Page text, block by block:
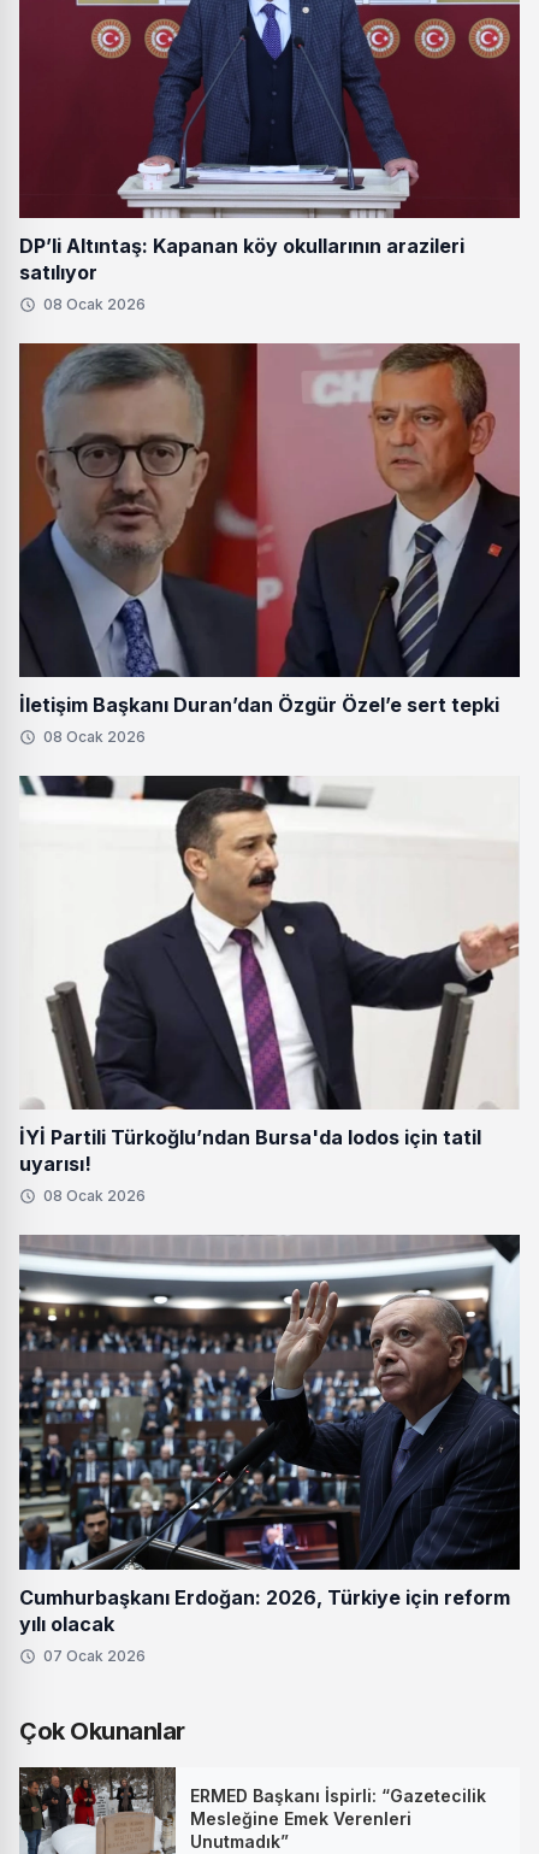
DP’li Altıntaş: Kapanan köy okullarının arazileri
satılıyor
08 Ocak 2026
İletişim Başkanı Duran’dan Özgür Özel’e sert tepki
08 Ocak 2026
İYİ Partili Türkoğlu’ndan Bursa'da lodos için tatil
uyarısı!
08 Ocak 2026
Cumhurbaşkanı Erdoğan: 2026, Türkiye için reform
yılı olacak
07 Ocak 2026
Çok Okunanlar
ERMED Başkanı İspirli: “Gazetecilik
Mesleğine Emek Verenleri
Unutmadık”